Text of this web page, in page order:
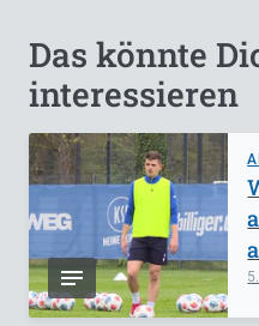
Das könnte
interessieren